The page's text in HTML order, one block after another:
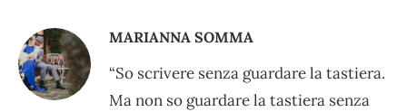
MARIANNA SOMMA
“So scrivere senza guardare la tastiera.
Ma non so guardare la tastiera senza